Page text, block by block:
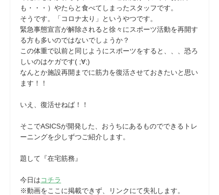
も・・・）やたらと食べてしまったスタッフです。
そうです。「コロナ太り」というやつです。
緊急事態宣言が解除されると徐々にスポーツ活動を再開す
る方も多いのではないでしょうか？
この体重で以前と同じようにスポーツをすると、、、恐ろ
しいのはケガです( ;∀;)
なんとか施設再開までに筋力を復活させておきたいと思い
ます！！
いえ、復活せねば！！
そこでASICSが開発した、おうちにあるものでできるトレ
ーニングを少しずつご紹介します。
題して『在宅筋務』
今日はコチラ
※動画をここに掲載できず、リンクにて失礼します。